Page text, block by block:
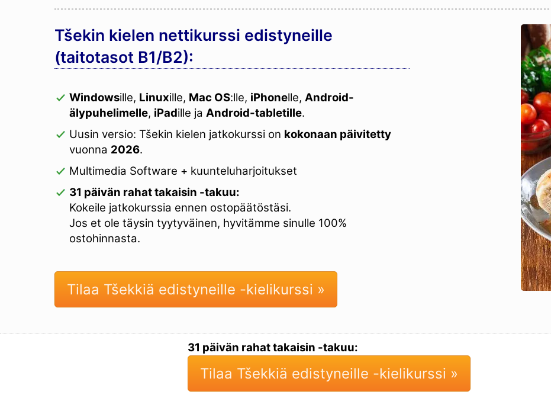
Tšekin kielen nettikurssi edistyneille
(taitotasot B1/B2):
Windowsille, Linuxille, Mac OS:lle, iPhonelle, Android-
älypuhelimelle, iPadille ja Android-tabletille.
Uusin versio: Tšekin kielen jatkokurssi on kokonaan päivitetty
vuonna 2026.
Multimedia Software + kuunteluharjoitukset
31 päivän rahat takaisin -takuu:
Kokeile jatkokurssia ennen ostopäätöstäsi.
Jos et ole täysin tyytyväinen, hyvitämme sinulle 100%
ostohinnasta.
Tilaa Tšekkiä edistyneille -kielikurssi »
31 päivän rahat takaisin -takuu:
Tilaa Tšekkiä edistyneille -kielikurssi »